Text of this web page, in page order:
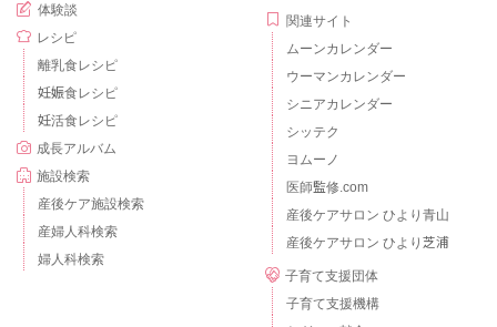
体験談
レシピ
離乳食レシピ
妊娠食レシピ
妊活食レシピ
成長アルバム
施設検索
産後ケア施設検索
産婦人科検索
婦人科検索
関連サイト
ムーンカレンダー
ウーマンカレンダー
シニアカレンダー
シッテク
ヨムーノ
医師監修.com
産後ケアサロン ひより青山
産後ケアサロン ひより芝浦
子育て支援団体
子育て支援機構